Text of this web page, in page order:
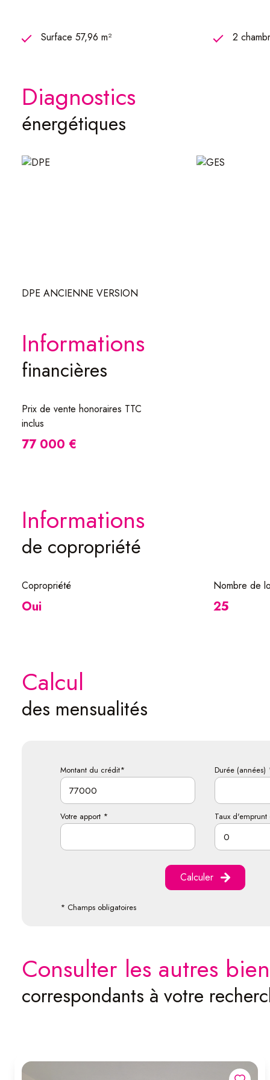
Surface 57,96 m² 2
diagnostics
énergétiques
DPE ANCIENNE VERSION
informations
financières
Prix de vente honoraires TTC
inclus
77 000 €
informations
de copropriété
Copropriété
Oui
Nombre de
25
calcul
des mensualités
Montant du crédit* Durée (années)
Votre apport * Taux
Calculer
* Champs obligatoires
consulter les autres
correspondants à votre